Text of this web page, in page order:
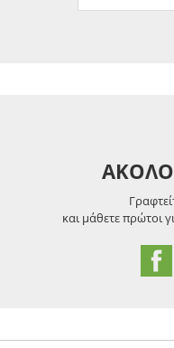
και μάθετε πρώτοι